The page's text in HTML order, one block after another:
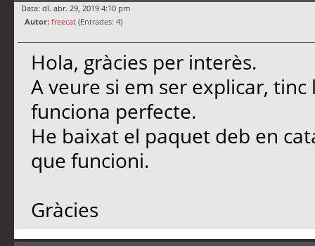
Data: dl. abr. 29, 2019 4:10 pm
Autor: freecat (Entrades: 4)
Hola, gràcies per interès.
A veure si em ser explicar,
funciona perfecte.
He baixat el paquet deb en
que funcioni.
Gràcies